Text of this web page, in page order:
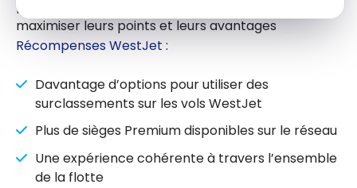
pour les voyageurs canadiens qui cherchent à
maximiser leurs points et leurs avantages
Récompenses WestJet :
Davantage d’options pour utiliser des
surclassements sur les vols WestJet
Plus de sièges Premium disponibles sur le réseau
Une expérience cohérente à travers l’ensemble
de la flotte